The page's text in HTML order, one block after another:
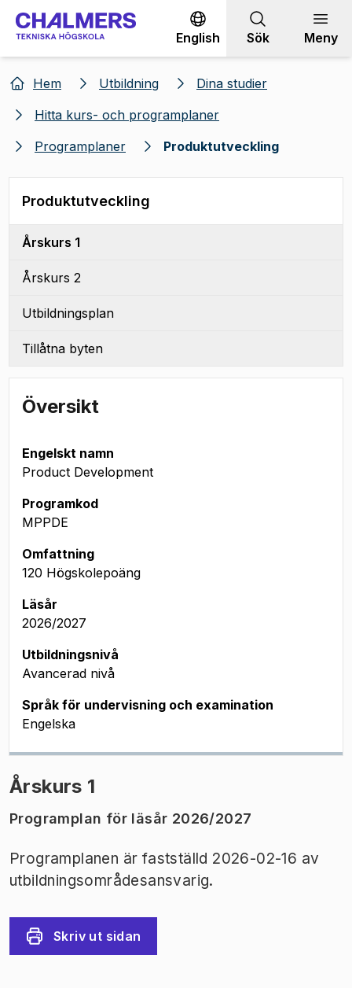
Gå till innehållet
English Sök Meny
Hem Utbildning
Dina studier
Hitta kurs- och programplaner
Programplaner
Produktutveckling
Produktutveckling
Årskurs 1
Årskurs 2
Utbildningsplan
Tillåtna byten
Översikt
Engelskt namn
Product Development
Programkod
MPPDE
Omfattning
120 Högskolepoäng
Läsår
2026/2027
Utbildningsnivå
Avancerad nivå
Språk för undervisning och examination
Engelska
Årskurs 1
Programplan för läsår 2026/2027
Programplanen är fastställd 2026-02-16 av
utbildningsområdesansvarig.
Skriv ut sidan